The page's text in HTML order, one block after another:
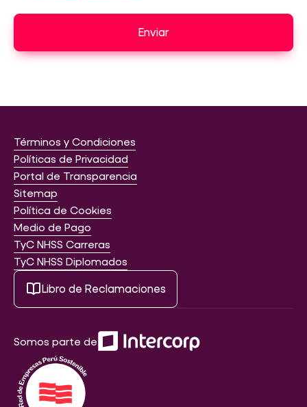
Enviar
Términos y Condiciones
Políticas de Privacidad
Portal de Transparencia
Sitemap
Política de Cookies
Medio de Pago
TyC NHSS Carreras
TyC NHSS Diplomados
Libro de Reclamaciones
Somos parte de